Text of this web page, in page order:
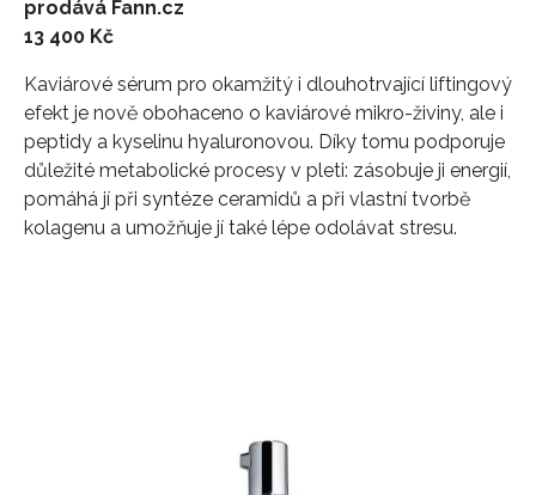
prodává Fann.cz
13 400 Kč
Kaviárové sérum pro okamžitý i dlouhotrvající liftingový
efekt je nově obohaceno o kaviárové mikro-živiny, ale i
peptidy a kyselinu hyaluronovou. Díky tomu podporuje
důležité metabolické procesy v pleti: zásobuje ji energií,
pomáhá jí při syntéze ceramidů a při vlastní tvorbě
kolagenu a umožňuje jí také lépe odolávat stresu.